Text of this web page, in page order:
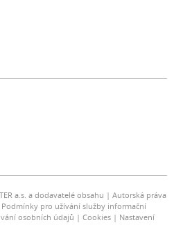
a.s. a dodavatelé obsahu
Autorská práva
Podmínky pro užívání služby informační
osobních údajů Cookies
Nastavení